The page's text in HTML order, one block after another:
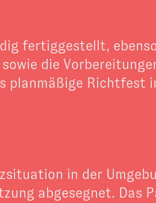
fertiggestellt,
die
planmäßige Richtfest
in der
abgesegnet. Das